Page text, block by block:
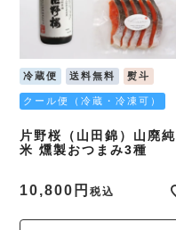
冷蔵便 送料無料 熨斗
クール便（冷蔵・冷凍可）
片野桜（山田錦）山廃純
米 燻製おつまみ3種
10,800 税込